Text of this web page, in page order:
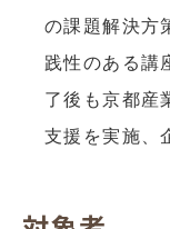
の課題解決方
践性のある講
了後も京都産
支援を実施、